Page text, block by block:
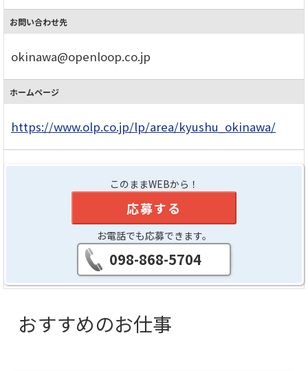
お問い合わせ先
okinawa@openloop.co.jp
ホームページ
https://www.olp.co.jp/lp/area/kyushu_okinawa/
このままWEBから！
応募する
お電話でも応募できます。
098-868-5704
おすすめのお仕事